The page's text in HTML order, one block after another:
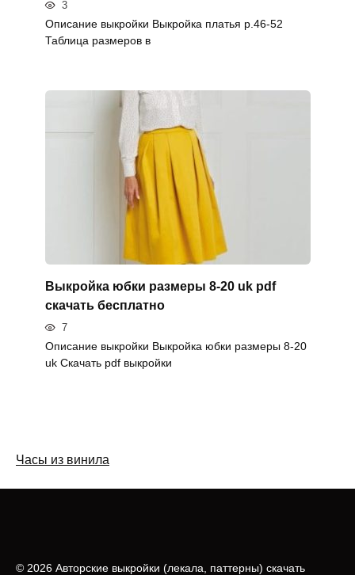
3
Описание выкройки Выкройка платья р.46-52
Таблица размеров в
Выкройка юбки размеры 8-20 uk pdf
скачать бесплатно
7
Описание выкройки Выкройка юбки размеры 8-20
uk Скачать pdf выкройки
Часы из винила
© 2026 Авторские выкройки (лeкала, паттерны) скачать